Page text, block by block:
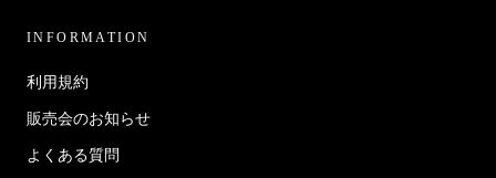
INFORMATION
利用規約
販売会のお知らせ
よくある質問